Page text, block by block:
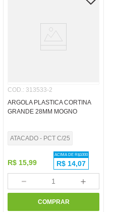
COD.: 313533-2
ARGOLA PLASTICA CORTINA
GRANDE 28MM MOGNO
ATACADO - PCT C/25
R$ 15,99
ACIMA DE R$1000
R$ 14,07
＋
－
COMPRAR